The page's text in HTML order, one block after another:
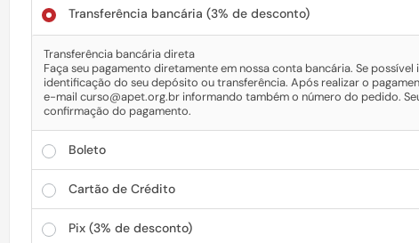
Transferência bancária (3% de desconto)
Transferência bancária direta
Faça seu pagamento diretamente em nossa conta bancária. Se
identificação do seu depósito ou transferência. Após realizar o
e-mail curso@apet.org.br informando também o número do pedido.
confirmação do pagamento.
Boleto
Cartão de Crédito
Pix (3% de desconto)